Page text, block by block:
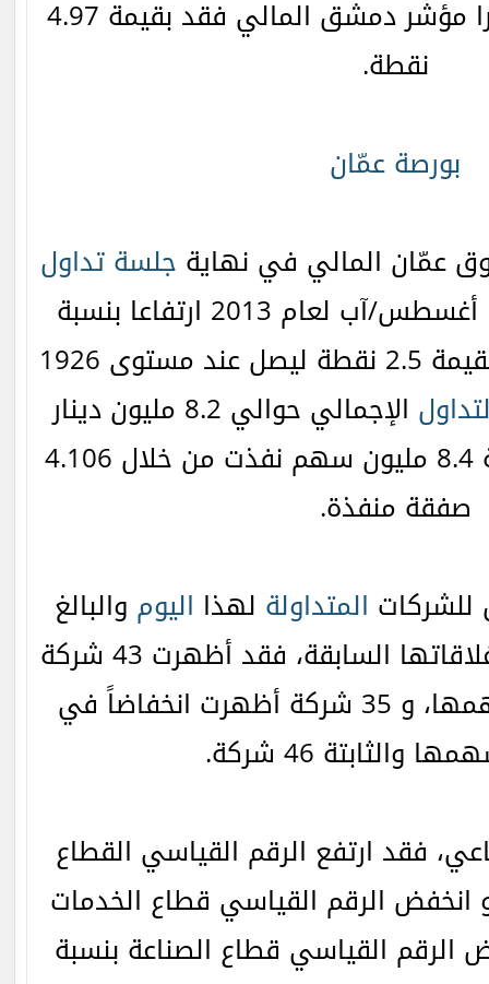
بقيمة 0.28 نقطة وأخيرا مؤشر دمشق المالي فقد بقيمة 4.97
نقطة.
بورصة عمّان
عمّان المالي في نهاية جلسة تداول
الاثنين بتاريخ 19 أغسطس/آب لعام 2013 ارتفاعا بنسبة
0.13% محققا مكاسب بقيمة 2.5 نقطة ليصل عند مستوى 1926
الإجمالي حوالي 8.2 مليون دينار
وعدد الأسهم المتداولة 8.4 مليون سهم نفذت من خلال 4.106
صفقة منفذة.
للشركات المتداولة لهذا اليوم والبالغ
عددها 124 شركة مع إغلاقاتها السابقة، فقد أظهرت 43 شركة
ارتفاعاً في أسعار أسهمها، و 35 شركة أظهرت انخفاضاً في
والثابتة 46 شركة.
فقد ارتفع الرقم القياسي القطاع
بنسبة 0.29%, و انخفض الرقم القياسي قطاع الخدمات
و انخفض الرقم القياسي قطاع الصناعة بنسبة